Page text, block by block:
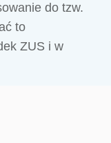
do tzw.
to
ZUS i w